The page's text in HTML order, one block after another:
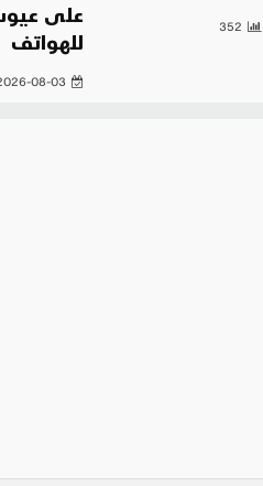
على
للهواتف
08-03
352